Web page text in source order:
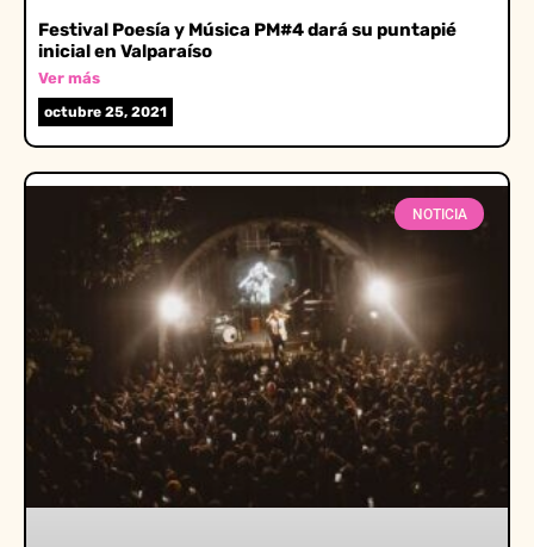
Festival Poesía y Música PM#4 dará su puntapié
inicial en Valparaíso
Ver más
octubre 25, 2021
NOTICIA